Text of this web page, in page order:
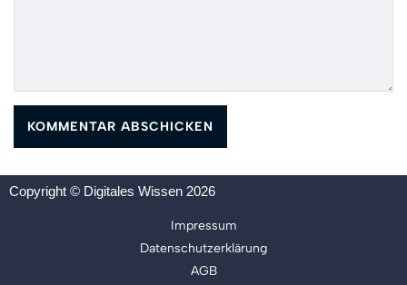
Copyright © Digitales Wissen 2026
Impressum
Datenschutzerklärung
AGB